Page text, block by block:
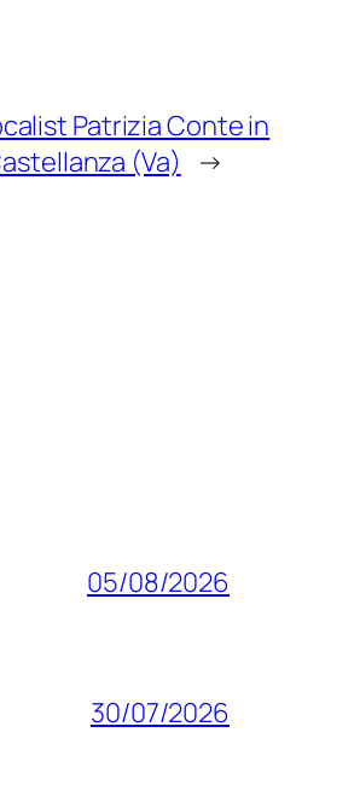
Patrizia Conte in
(Va)
→
05/08/2026
30/07/2026